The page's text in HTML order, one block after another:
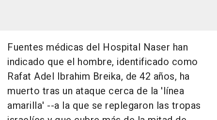
Fuentes médicas del Hospital Naser han
indicado que el hombre, identificado como
Rafat Adel Ibrahim Breika, de 42 años, ha
muerto tras un ataque cerca de la 'línea
amarilla' --a la que se replegaron las tropas